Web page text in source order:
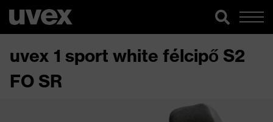
uvex 1 sport white félcipő S2
FO SR